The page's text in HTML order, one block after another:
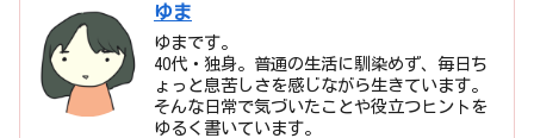
ゆま
ゆまです。
40代・独身。普通の生活に馴染めず、毎日ち
ょっと息苦しさを感じながら生きています。
そんな日常で気づいたことや役立つヒントを
ゆるく書いています。